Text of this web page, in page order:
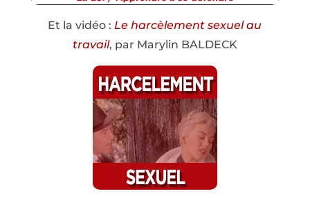
Et la vidéo : Le harcèlement sexuel au
travail, par Marylin BALDECK